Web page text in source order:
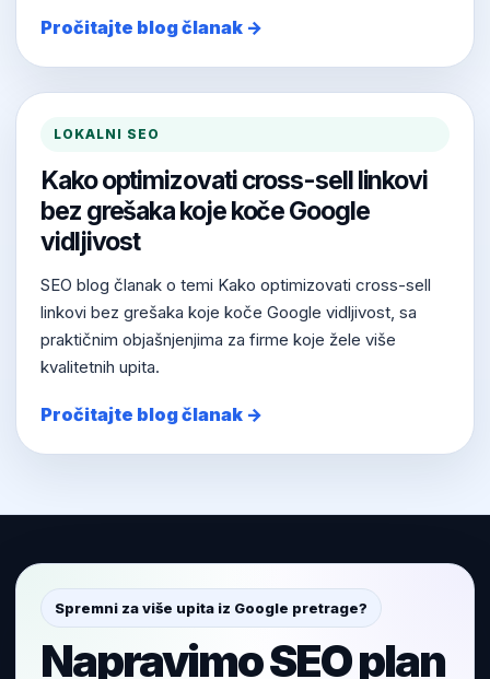
Pročitajte blog članak →
LOKALNI SEO
Kako optimizovati cross-sell linkovi
bez grešaka koje koče Google
vidljivost
SEO blog članak o temi Kako optimizovati cross-sell
linkovi bez grešaka koje koče Google vidljivost, sa
praktičnim objašnjenjima za firme koje žele više
kvalitetnih upita.
Pročitajte blog članak →
Spremni za više upita iz Google pretrage?
Napravimo SEO plan